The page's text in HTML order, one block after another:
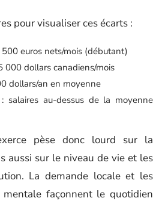
pour visualiser ces écarts :
euros nets/mois (débutant)
000 dollars canadiens/mois
dollars/an en moyenne
: salaires au-dessus de la moyenne
pèse donc lourd sur la
aussi sur le niveau de vie et les
La demande locale et les
façonnent le quotidien